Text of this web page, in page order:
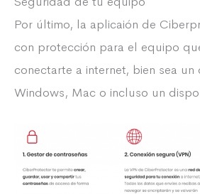
Por último, la aplicaión de
con protección para el equipo
conectarte a internet, bien sea
Windows, Mac o incluso un